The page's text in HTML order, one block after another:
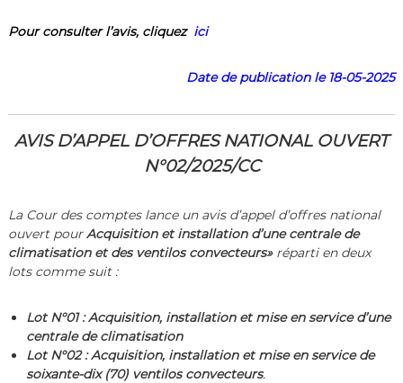
Pour consulter l’avis, cliquez ici
Date de publication le 18-05-2025
AVIS D’APPEL D’OFFRES NATIONAL OUVERT
N°02/2025/CC
La Cour des comptes lance un avis d’appel d’offres national
ouvert pourAcquisition et installation d’une centrale de
climatisation et des ventilos convecteurs» réparti en deux
lots comme suit :
Lot N°01 : Acquisition, installation et mise en service d’une
centrale de climatisation
Lot N°02 :Acquisition, installation et mise en service de
soixante-dix (70) ventilos convecteurs.